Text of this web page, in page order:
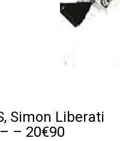
Simon Liberati
– 20€90